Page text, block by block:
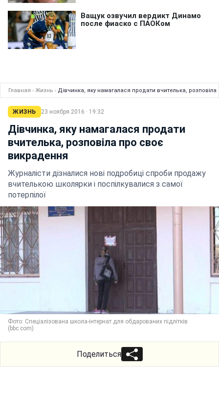
Главная › Жизнь › Дівчинка, яку намагалася продати вчителька,
ЖИЗНЬ 23 ноября 2016 · 19:32
Дівчинка, яку намагалася продати
вчителька, розповіла про своє
викрадення
Журналісти дізналися нові подробиці спроби продажу
вчителькою школярки і поспілкувалися з самої
потерпілої
Фото: Спеціалізована школа-інтернат для обдарованих підлітків
(bbc.com)
Поделиться